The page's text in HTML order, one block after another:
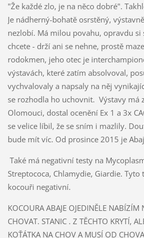
"Že každé zlo, je na něco dobré".
Je nádherný-bohatě osrstěný,
nezlobí. Má milou povahu, opravdu si
chcete - drží ani se nehne, prostě
rodokmen, jeho otec je
výstavách, které zatím absolvoval,
vychvalovaly a napsaly na něj
se rozhodla ho uchovnit. Výstavy má
Olomouci, dostal ocenění Ex 1 a 3x
se velice líbil, že se sním i mazlily.
bude mít víc. Od prosince 2015 je
Také má negativní testy na
Streptococa, Chlamydie, Giardie. Tyto
kocouři negativní.
KOCOURA ABAJE OJEDINĚLE NABÍZÍM
CHOVAT. STANIC . Z TĚCHTO KRYTÍ,
KOŤÁTKA NA CHOV A MUSÍ OD